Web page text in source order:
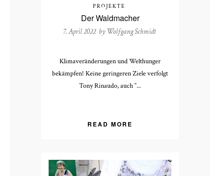
PROJEKTE
Der Waldmacher
7. April 2022 by Wolfgang Schmidt
Klimaveränderungen und Welthunger
bekämpfen! Keine geringeren Ziele verfolgt
Tony Rinaudo, auch “...
READ MORE